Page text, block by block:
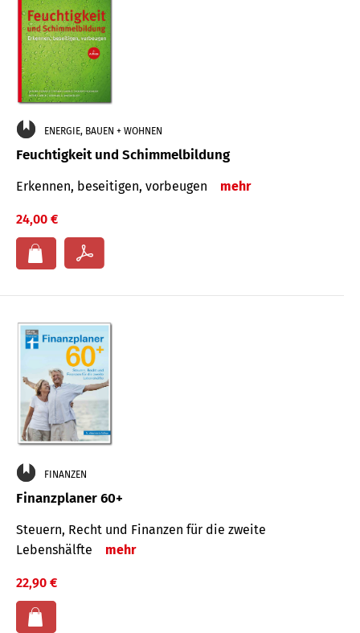
ENERGIE, BAUEN + WOHNEN
Feuchtigkeit und Schimmelbildung
Erkennen, beseitigen, vorbeugen mehr
24,00 €
FINANZEN
Finanzplaner 60+
Steuern, Recht und Finanzen für die zweite
Lebenshälfte
mehr
22,90 €